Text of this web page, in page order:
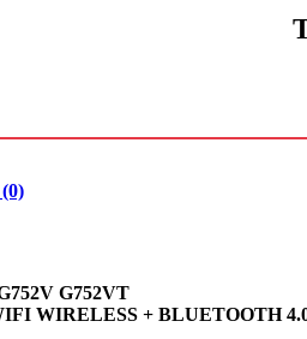
G752VT
WIRELESS + BLUETOOTH